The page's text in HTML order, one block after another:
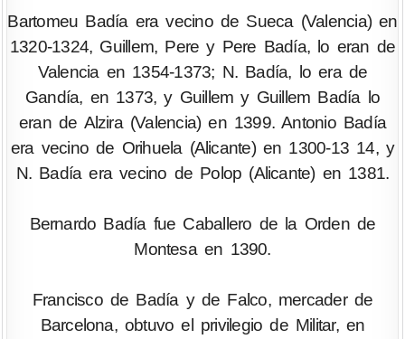
Bartomeu Badía era vecino de Sueca (Valencia) en
1320-1324, Guillem, Pere y Pere Badía, lo eran de
Valencia en 1354-1373; N. Badía, lo era de
Gandía, en 1373, y Guillem y Guillem Badía lo
eran de Alzira (Valencia) en 1399. Antonio Badía
era vecino de Orihuela (Alicante) en 1300-13 14, y
N. Badía era vecino de Polop (Alicante) en 1381.
Bernardo Badía fue Caballero de la Orden de
Montesa en 1390.
Francisco de Badía y de Falco, mercader de
Barcelona, obtuvo el privilegio de Militar, en